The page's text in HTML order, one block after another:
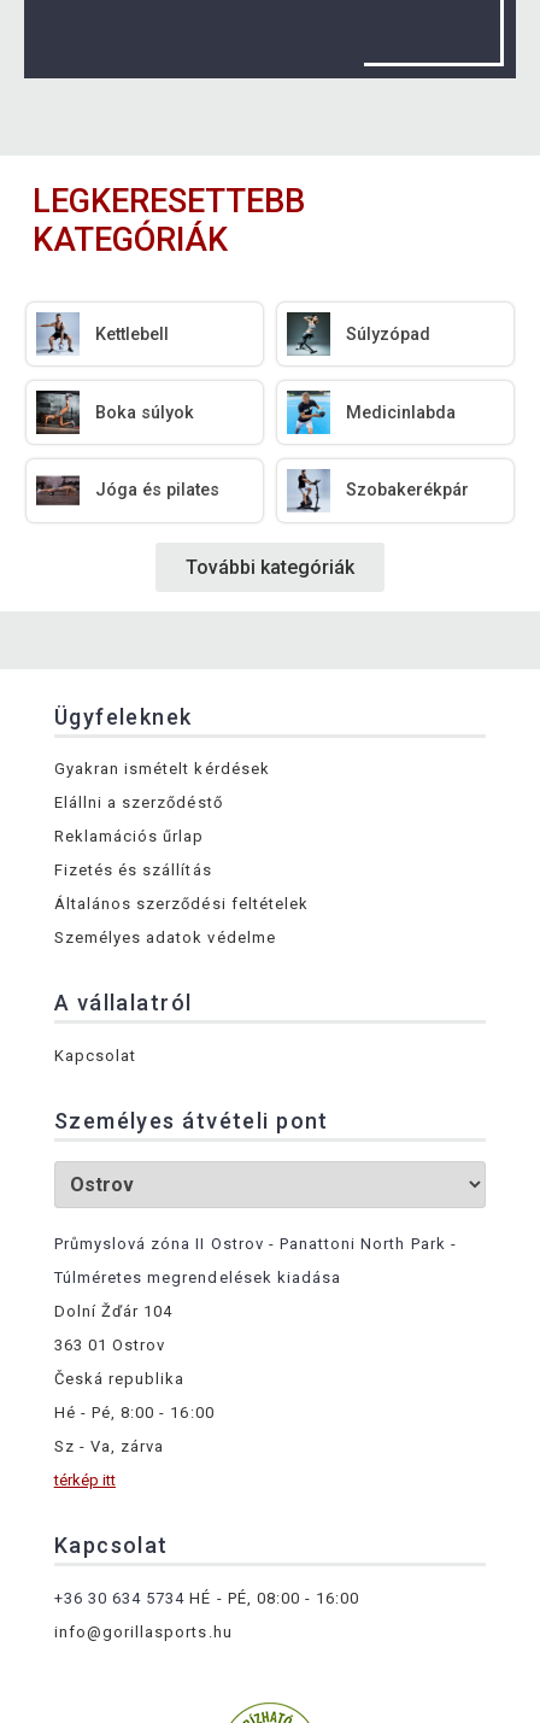
LEGKERESETTEBB
KATEGÓRIÁK
Kettlebell Súlyzópad
Boka súlyok Medicinlabda
Jóga és pilates Szobakerékpár
További kategóriák
Ügyfeleknek
Gyakran ismételt kérdések
Elállni a szerződéstő
Reklamációs űrlap
Fizetés és szállítás
Általános szerződési feltételek
Személyes adatok védelme
A vállalatról
Kapcsolat
Személyes átvételi pont
Průmyslová zóna II Ostrov - Panattoni North Park -
Túlméretes megrendelések kiadása
Dolní Žďár 104
363 01 Ostrov
Česká republika
Hé - Pé, 8:00 - 16:00
Sz - Va, zárva
térkép itt
Kapcsolat
+36 30 634 5734 HÉ - PÉ, 08:00 - 16:00
info@gorillasports.hu